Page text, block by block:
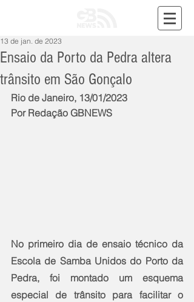
Ensaio da Porto da Pedra altera
trânsito em São Gonçalo
13 de jan. de 2023
Rio de Janeiro, 13/01/2023
Por Redação GBNEWS
No primeiro dia de ensaio técnico da
Escola de Samba Unidos do Porto da
Pedra, foi montado um esquema
especial de trânsito para facilitar o